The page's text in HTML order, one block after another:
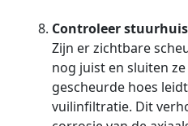
Controleer
Zijn er zichtbare
nog juist en sluiten ze
gescheurde hoes
vuilinfiltratie. Dit